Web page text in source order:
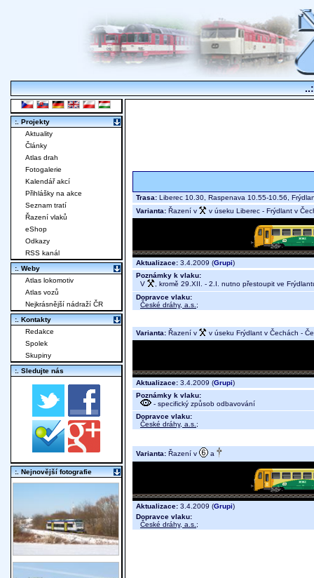
Trasa: Liberec 10.30, Raspenava 10.55-10.56,
Varianta: Řazení v v úseku Liberec - Frýdlant v
Aktualizace: 3.4.2009 (Grupi)
Poznámky k vlaku:
V
, kromě 29.XII. - 2.I. nutno přestoupit ve
Dopravce vlaku:
České dráhy, a.s. ;
Varianta: Řazení v v úseku Frýdlant v Čechách -
Aktualizace: 3.4.2009 (Grupi)
Poznámky k vlaku:
- specifický způsob odbavování
Dopravce vlaku:
České dráhy, a.s. ;
Varianta: Řazení v a
Aktualizace: 3.4.2009 (Grupi)
Dopravce vlaku:
České dráhy, a.s. ;
:. Projekty
Aktuality
Články
Atlas drah
Fotogalerie
Kalendář akcí
Přihlášky na akce
Seznam tratí
Řazení vlaků
eShop
Odkazy
RSS kanál
:. Weby
Atlas lokomotiv
Atlas vozů
Nejkrásnější nádraží ČR
:. Kontakty
Redakce
Spolek
Skupiny
:. Sledujte nás
:. Nejnovější fotografie